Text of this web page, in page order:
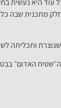
היא נעשית
מתכנית שבה
ותכליתה
האדום״